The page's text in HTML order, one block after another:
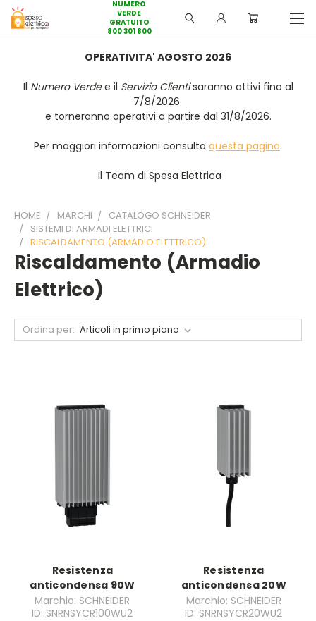
NUMERO
VERDE
GRATUITO
800 301 800
OPERATIVITA' AGOSTO 2026
Il Numero Verdee il Servizio Clientisaranno attivi fino al
7/8/2026
e torneranno operativi a partire dal 31/8/2026.
Per maggiori informazioni consulta questa pagina.
Il Team di Spesa Elettrica
HOME MARCHI
CATALOGO SCHNEIDER
SISTEMI DI ARMADI ELETTRICI
RISCALDAMENTO (ARMADIO ELETTRICO)
Riscaldamento (armadio
Elettrico)
Ordina per:
Resistenza
anticondensa 90W
Marchio: SCHNEIDER
ID: SNRNSYCR100WU2
Resistenza
anticondensa 20W
Marchio: SCHNEIDER
ID: SNRNSYCR20WU2